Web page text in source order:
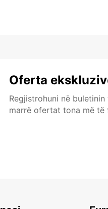
Oferta
Regjistrohuni në
marrë ofertat tona më të